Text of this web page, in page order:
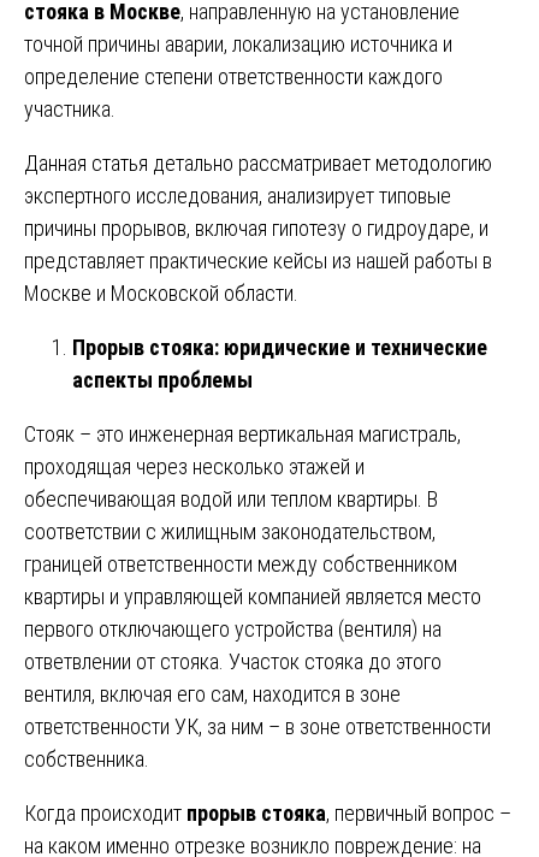
стояка в Москве, направленную на установление
точной причины аварии, локализацию источника и
определение степени ответственности каждого
участника.
Данная статья детально рассматривает методологию
экспертного исследования, анализирует типовые
причины прорывов, включая гипотезу о гидроударе, и
представляет практические кейсы из нашей работы в
Москве и Московской области.
Прорыв стояка: юридические и технические
аспекты проблемы
Стояк – это инженерная вертикальная магистраль,
проходящая через несколько этажей и
обеспечивающая водой или теплом квартиры. В
соответствии с жилищным законодательством,
границей ответственности между собственником
квартиры и управляющей компанией является место
первого отключающего устройства (вентиля) на
ответвлении от стояка. Участок стояка до этого
вентиля, включая его сам, находится в зоне
ответственности УК, за ним – в зоне ответственности
собственника.
Когда происходит прорыв стояка, первичный вопрос –
на каком именно отрезке возникло повреждение: на